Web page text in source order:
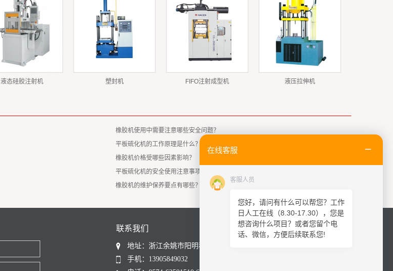
液态硅胶注射机 塑封机 FIFO注射成型机 液压拉伸机
橡胶机使用中需要注意哪些安全问题？
平板硫化机的工作原理是什么？
橡胶机价格受哪些因素影响？
平板硫化机的安全使用注意事项有哪些？
橡胶机的维护保养要点有哪些？
联系我们
地址：浙江余姚市阳明科技园舜科路28号
手机：13905849032
在线客服
客服人员
您好，请问有什么可以帮您？工作
日人工在线（8.30-17.30），您是
想咨询什么项目？或者您留个电
话、微信，方便后续联系您!